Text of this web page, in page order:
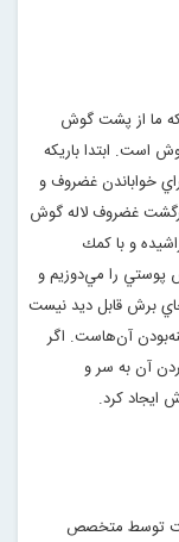
ما از پشت گوش
است. ابتدا باريكه
خواباندن غضروف و
غضروف لاله گوش
و با كمك
پوستي را مي‌دوزيم و
برش قابل ديد نيست
آن‌هاست. اگر
آن به سر و
.
توسط متخصص